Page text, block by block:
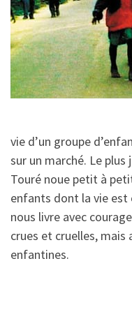
vie d’un groupe
sur un marché. Le plus
Touré noue petit à
enfants dont la vie est
nous livre avec
crues et cruelles,
enfantines.